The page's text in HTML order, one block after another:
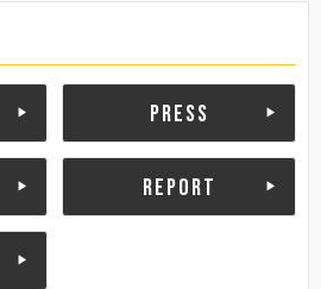
PRESS
REPORT